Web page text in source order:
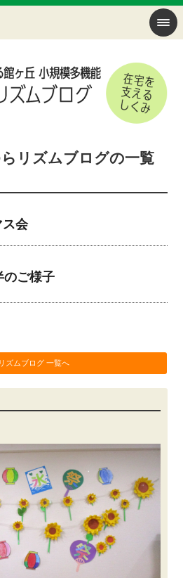
リズムブログの一覧
ス会
のご様子
ズムブログ 一覧へ